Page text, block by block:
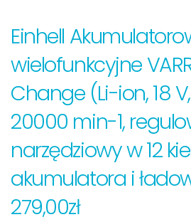
Einhell
wielofunkcyjne
Change (Li-ion, 18
20000 min-1,
narzędziowy w 12
akumulatora i
279,00zł